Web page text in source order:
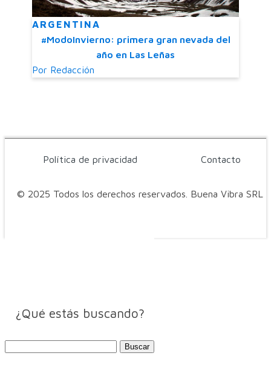
ARGENTINA
#ModoInvierno: primera gran nevada del
año en Las Leñas
Por Redacción
© 2025 Todos los derechos reservados. Buena Vibra SRL
Política de privacidad Contacto
¿Qué estás buscando?